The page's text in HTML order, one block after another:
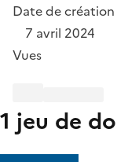
Date de création
7 avril 2024
Vues
1 jeu de